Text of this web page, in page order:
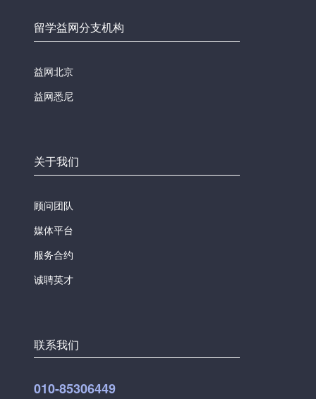
留学益网分支机构
益网北京
益网悉尼
关于我们
顾问团队
媒体平台
服务合约
诚聘英才
联系我们
010-85306449